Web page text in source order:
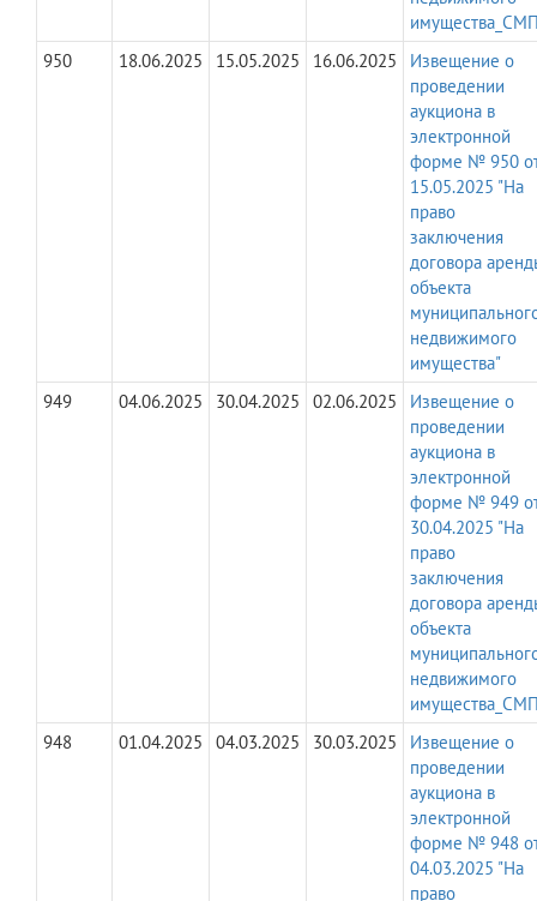
950
18.06.2025 15.05.2025 16.06.2025
Извещение о
проведении
аукциона в
электронной
форме № 950
15.05.2025 "На
право
заключения
договора
объекта
недвижимого
имущества"
949
04.06.2025 30.04.2025 02.06.2025
Извещение о
проведении
аукциона в
электронной
форме № 949
30.04.2025 "На
право
заключения
договора
объекта
недвижимого
948
01.04.2025 04.03.2025 30.03.2025
Извещение о
проведении
аукциона в
электронной
форме № 948
04.03.2025 "На
право